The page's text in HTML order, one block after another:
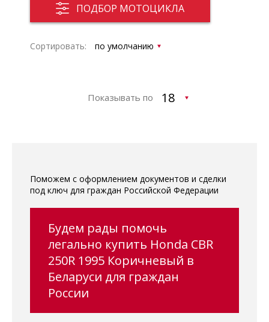
ПОДБОР МОТОЦИКЛА
Сортировать:
Показывать по
Поможем с оформлением документов и сделки
под ключ для граждан Российской Федерации
Будем рады помочь
легально купить Honda CBR
250R 1995 Коричневый в
Беларуси для граждан
России